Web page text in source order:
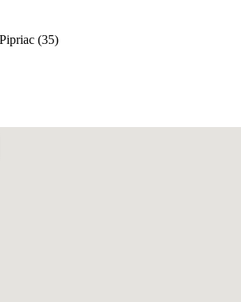
(35)